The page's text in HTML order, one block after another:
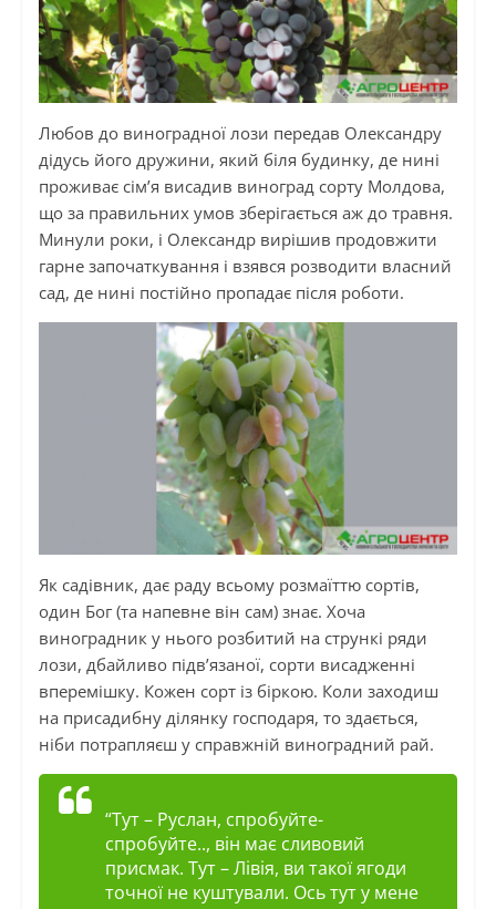
Любов до виноградної лози передав Олександру
дідусь його дружини, який біля будинку, де нині
проживає сім’я висадив виноград сорту Молдова,
що за правильних умов зберігається аж до травня.
Минули роки, і Олександр вирішив продовжити
гарне започаткування і взявся розводити власний
сад, де нині постійно пропадає після роботи.
Як садівник, дає раду всьому розмаїттю сортів,
один Бог (та напевне він сам) знає. Хоча
виноградник у нього розбитий на стрункі ряди
лози, дбайливо підв’язаної, сорти висадженні
вперемішку. Кожен сорт із біркою. Коли заходиш
на присадибну ділянку господаря, то здається,
ніби потрапляєш у справжній виноградний рай.
“Тут – Руслан, спробуйте-
спробуйте.., він має сливовий
присмак. Тут – Лівія, ви такої ягоди
точної не куштували. Ось тут у мене